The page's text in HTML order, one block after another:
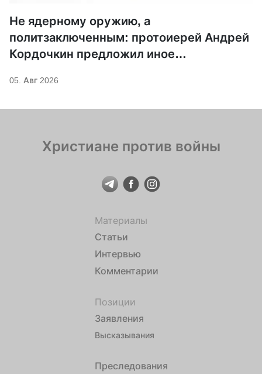
Не ядерному оружию, а
политзаключенным: протоиерей Андрей
Кордочкин предложил иное
Саровского
05. Авг 2026
Христиане против войны
Материалы
Статьи
Интервью
Комментарии
Позиции
Заявления
Высказывания
Преследования